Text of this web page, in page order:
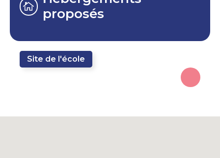
proposés
Site de l'école